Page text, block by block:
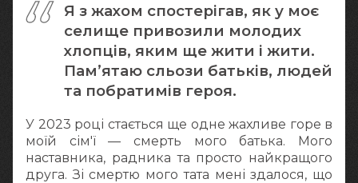
Я з жахом спостерігав, як у моє
селище привозили молодих
хлопців, яким ще жити і жити.
Пам’ятаю сльози батьків, людей
та побратимів героя.
У 2023 році стається ще одне жахливе горе в
моїй сім'ї — смерть мого батька. Мого
наставника, радника та просто найкращого
друга. Зі смертю мого тата мені здалося, що